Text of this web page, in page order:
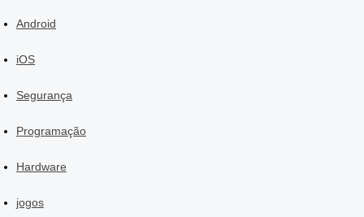
Android
iOS
Segurança
Programação
Hardware
jogos